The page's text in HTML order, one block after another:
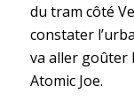
du tram côté
constater
va aller goûter
Atomic Joe.